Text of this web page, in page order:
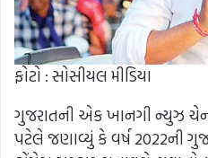
ફોટો : સોસીયલ મીડિયા
ગુજરાતની એક ખાનગી ન્યુઝ
પટેલે જણાવ્યું કે વર્ષ 2022ની